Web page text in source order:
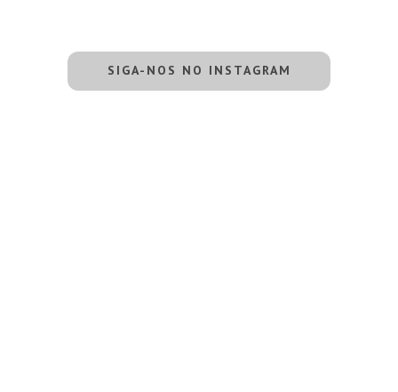
SIGA-NOS NO INSTAGRAM